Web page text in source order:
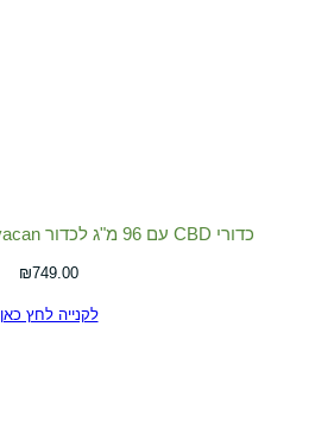
כדורי CBD עם 96 מ"ג לכדור CBD Capsules Provacan
₪749.00
לקנייה לחץ כאן